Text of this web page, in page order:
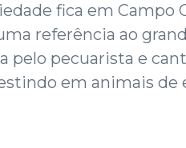
fica em Campo
referência ao
pelo pecuarista e
em animais de